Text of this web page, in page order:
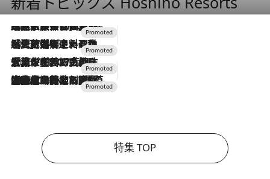
2026.7.31
【ホテル帰省】という選択肢をOMOが提案。家族とほどよい距離を保つには「昼は実家、夜は気兼ねなくホテルで！」
2026.7.24
【夏限定ディナーコース】旬を迎える稚鮎や花ズッキーニなどをイタリア・トスカーナの郷土料理の手法で満喫！
2026.7.17
「土佐和ハーブかき氷」がOMO7高知に登場！生姜、山椒、大葉など目にも舌にも涼を呼ぶ郷土の味
2026.7.10
NEW OPEN！【界 草津】名湯の地に誕生。趣の異なる2種の温泉と上州ならではの会席・蕎麦割烹など美食を味わう究極の癒やし旅
特集 TOP